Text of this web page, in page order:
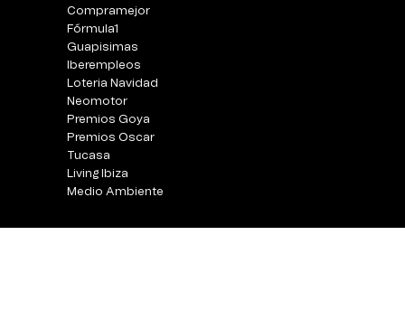
Compramejor
Fórmula1
Guapisimas
Iberempleos
Loteria Navidad
Neomotor
Premios Goya
Premios Oscar
Tucasa
Living Ibiza
Medio Ambiente